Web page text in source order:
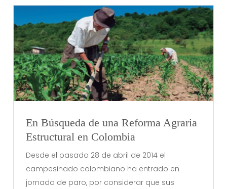
En Búsqueda de una Reforma Agraria
Estructural en Colombia
Desde el pasado 28 de abril de 2014 el
campesinado colombiano ha entrado en
jornada de paro, por considerar que sus